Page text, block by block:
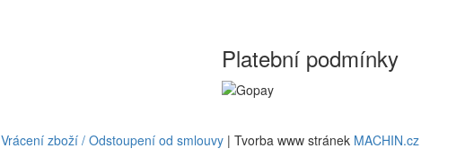
Platební podmínky
Vrácení zboží / Odstoupení od smlouvy | Tvorba www stránek MACHIN.cz